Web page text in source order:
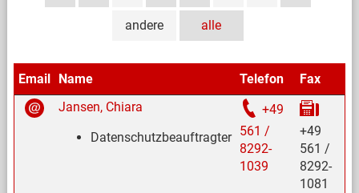
alle
andere
Email Name Telefon
Fax
Jansen, Chiara
Datenschutzbeauftragter
+49
561 /
8292-
1039
+49
561 /
8292-
1081